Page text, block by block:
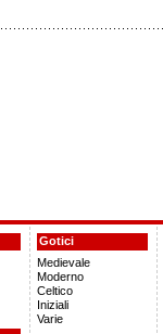
Gotici
Medievale
Moderno
Celtico
Iniziali
Varie